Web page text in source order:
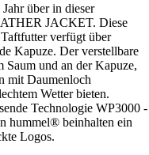
über in dieser
JACKET. Diese
verfügt über
Kapuze. Der verstellbare
Saum und an der Kapuze,
mit Daumenloch
Wetter bieten.
Technologie WP3000 -
hummel® beinhalten ein
Logos.